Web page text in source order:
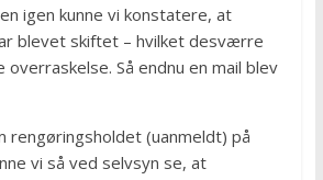
igen kunne vi konstatere, at
blevet skiftet – hvilket desværre
Så endnu en mail blev
rengøringsholdet (uanmeldt) på
vi så ved selvsyn se, at